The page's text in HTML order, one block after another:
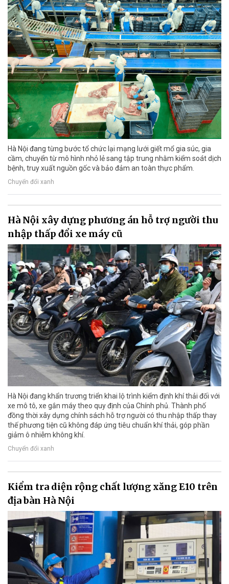
Hà Nội đang từng bước tổ chức lại mạng lưới giết mổ gia súc, gia
cầm, chuyển từ mô hình nhỏ lẻ sang tập trung nhằm kiểm soát dịch
bệnh, truy xuất nguồn gốc và bảo đảm an toàn thực phẩm.
Chuyển đổi xanh
Hà Nội xây dựng phương án hỗ trợ người thu
nhập thấp đổi xe máy cũ
Hà Nội đang khẩn trương triển khai lộ trình kiểm định khí thải đối với
xe mô tô, xe gắn máy theo quy định của Chính phủ. Thành phố
đồng thời xây dựng chính sách hỗ trợ người có thu nhập thấp thay
thế phương tiện cũ không đáp ứng tiêu chuẩn khí thải, góp phần
giảm ô nhiễm không khí.
Chuyển đổi xanh
Kiểm tra diện rộng chất lượng xăng E10 trên
địa bàn Hà Nội